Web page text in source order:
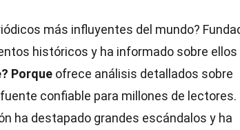
más influyentes del mundo?
históricos y ha informado sobre ellos
Porque ofrece análisis detallados sobre
confiable para millones de lectores.
ha destapado grandes escándalos y ha